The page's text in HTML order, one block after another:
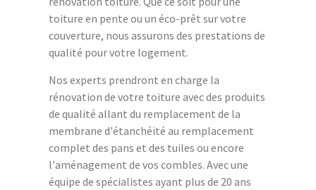
toiture en pente ou un éco-prêt sur votre
couverture, nous assurons des prestations de
qualité pour votre logement.
Nos experts prendront en charge la
rénovation de votre toiture avec des produits
de qualité allant du remplacement de la
membrane d'étanchéité au remplacement
complet des pans et des tuiles ou encore
l'aménagement de vos combles. Avec une
équipe de spécialistes ayant plus de 20 ans